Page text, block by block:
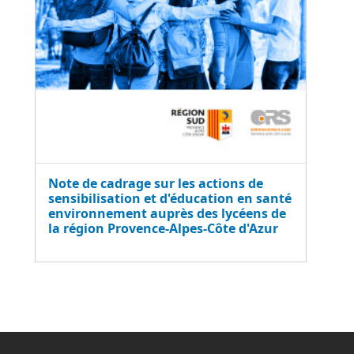
Note de cadrage sur les actions de
sensibilisation et d'éducation en santé
environnement auprès des lycéens de
la région Provence-Alpes-Côte d'Azur